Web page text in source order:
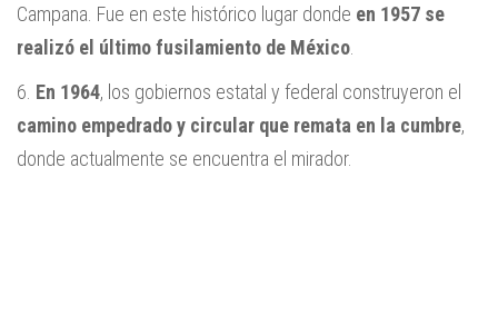
Campana. Fue en este histórico lugar donde en 1957 se
realizó el último fusilamiento de México
6. En 1964, los gobiernos estatal y federal construyeron el
camino empedrado y circular que remata en la cumbre,
donde actualmente se encuentra el mirador.